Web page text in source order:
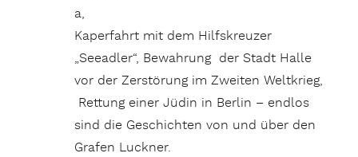
a,
Kaperfahrt mit dem Hilfskreuzer
„Seeadler“, Bewahrung der Stadt Halle
vor der Zerstörung im Zweiten Weltkrieg,
Rettung einer Jüdin in Berlin – endlos
sind die Geschichten von und über den
Grafen Luckner.